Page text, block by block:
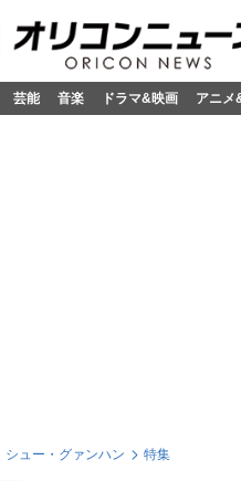
芸能 音楽 ドラマ&映画 アニメ
シュー・グァンハン 特集